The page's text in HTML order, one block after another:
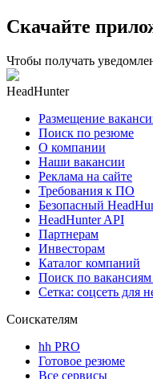
Скачайте
Чтобы получать
HeadHunter
Размещение
Поиск по резюме
О компании
Наши вакансии
Реклама на сайте
Требования к ПО
Безопасный
HeadHunter API
Партнерам
Инвесторам
Каталог компаний
Поиск по
Сетка: соцсеть для
Соискателям
hh PRO
Готовое резюме
Все сервисы